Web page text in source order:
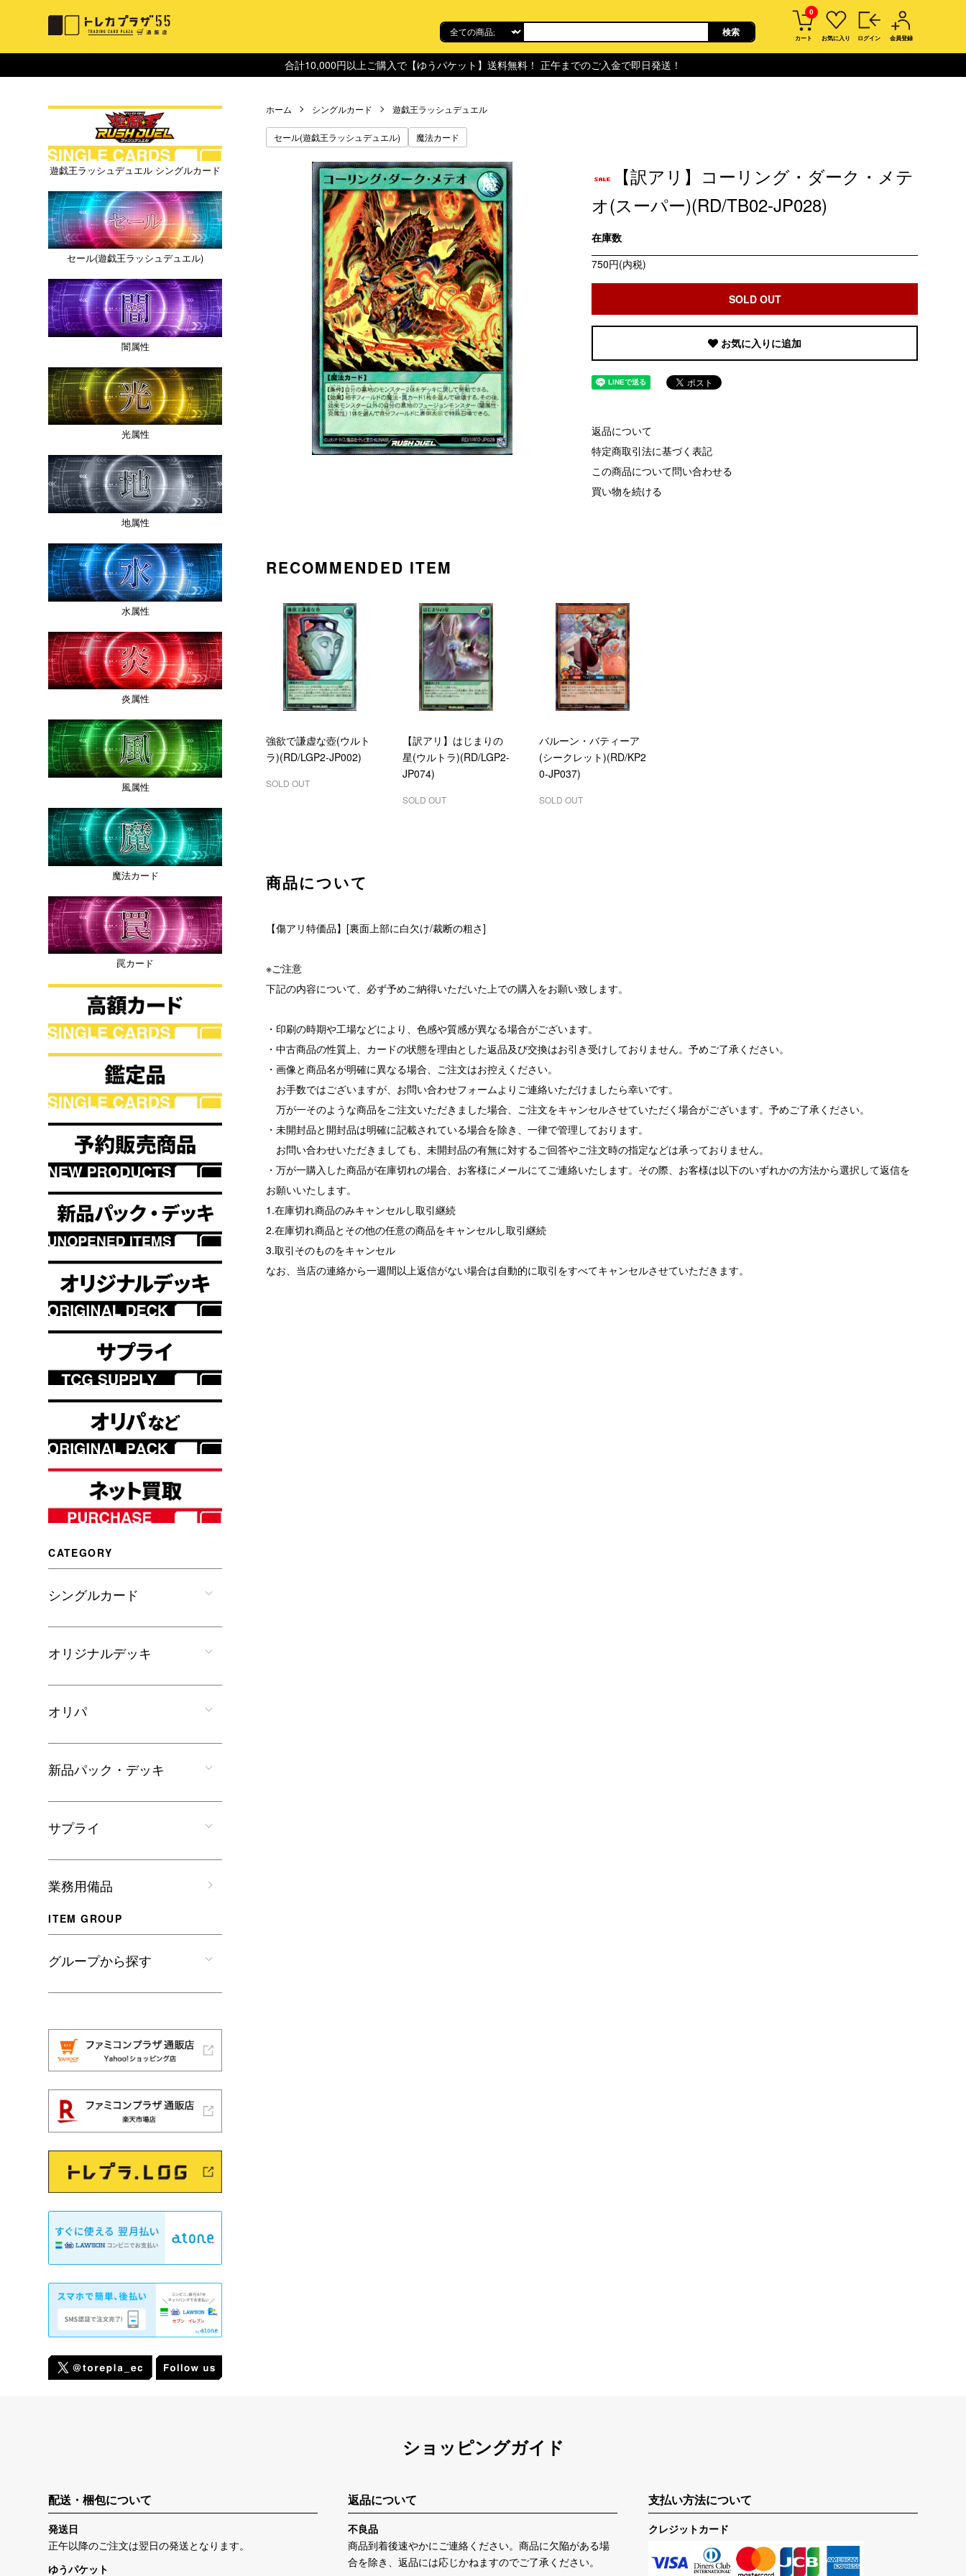
0
カート お気に入り ログイン 会員登録
合計10,000円以上ご購入で【ゆうパケット】送料無料！ 正午までのご入金で即日発送！
ホーム シングルカード 遊戯王ラッシュデュエル
セール(遊戯王ラッシュデュエル) 魔法カード
【訳アリ】コーリング・ダーク・メテ
オ(スーパー)(RD/TB02-JP028)
在庫数
750円(内税)
SOLD OUT
お気に入りに追加
返品について
特定商取引法に基づく表記
この商品について問い合わせる
買い物を続ける
商品について
【傷アリ特価品】[裏面上部に白欠け/裁断の粗さ]
※ご注意
下記の内容について、必ず予めご納得いただいた上での購入をお願い致します。
・印刷の時期や工場などにより、色感や質感が異なる場合がございます。
・中古商品の性質上、カードの状態を理由とした返品及び交換はお引き受けしておりません。予めご了承ください。
・画像と商品名が明確に異なる場合、ご注文はお控えください。
お手数ではございますが、お問い合わせフォームよりご連絡いただけましたら幸いです。
万が一そのような商品をご注文いただきました場合、ご注文をキャンセルさせていただく場合がございます。予めご了承ください。
・未開封品と開封品は明確に記載されている場合を除き、一律で管理しております。
お問い合わせいただきましても、未開封品の有無に対するご回答やご注文時の指定などは承っておりません。
・万が一購入した商品が在庫切れの場合、お客様にメールにてご連絡いたします。その際、お客様は以下のいずれかの方法から選択して返信を
お願いいたします。
1.在庫切れ商品のみキャンセルし取引継続
2.在庫切れ商品とその他の任意の商品をキャンセルし取引継続
3.取引そのものをキャンセル
なお、当店の連絡から一週間以上返信がない場合は自動的に取引をすべてキャンセルさせていただきます。
RECOMMENDED ITEM
強欲で謙虚な壺(ウルト
ラ)(RD/LGP2-JP002)
SOLD OUT
【訳アリ】はじまりの
星(ウルトラ)(RD/LGP2-
JP074)
SOLD OUT
バルーン・バティーア
(シークレット)(RD/KP2
0-JP037)
SOLD OUT
遊戯王ラッシュデュエル シングルカード
セール(遊戯王ラッシュデュエル)
闇属性
光属性
地属性
水属性
炎属性
風属性
魔法カード
罠カード
CATEGORY
シングルカード
オリジナルデッキ
オリパ
新品パック・デッキ
サプライ
業務用備品
ITEM GROUP
グループから探す
ショッピングガイド
配送・梱包について
発送日
正午以降のご注文は翌日の発送となります。
ゆうパケット
返品について
不良品
商品到着後速やかにご連絡ください。商品に欠陥がある場
合を除き、返品には応じかねますのでご了承ください。
支払い方法について
クレジットカード